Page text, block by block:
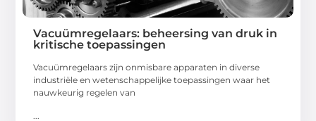
Vacuümregelaars: beheersing van druk in
kritische toepassingen
Vacuümregelaars zijn onmisbare apparaten in diverse
industriële en wetenschappelijke toepassingen waar het
nauwkeurig regelen van